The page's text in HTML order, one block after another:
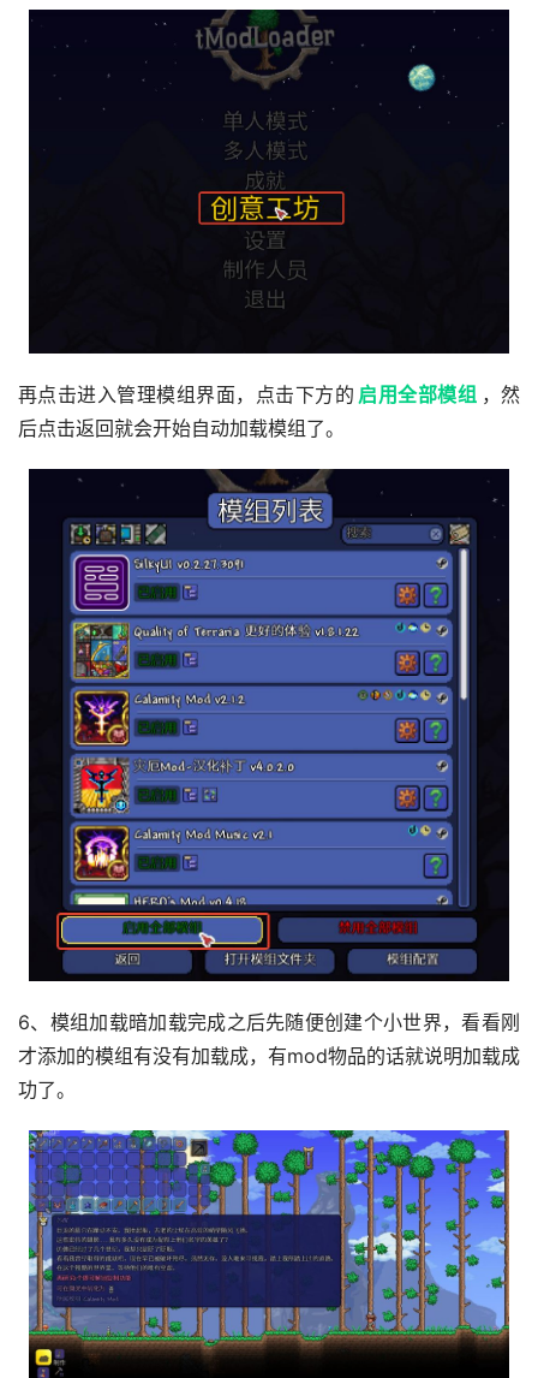
再点击进入管理模组界面，点击下方的 启用全部模组 ，然
后点击返回就会开始自动加载模组了。
6、模组加载暗加载完成之后先随便创建个小世界，看看刚
才添加的模组有没有加载成，有mod物品的话就说明加载成
功了。